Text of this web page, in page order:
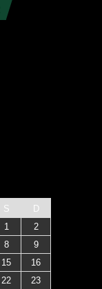
S
D
1
2
8
9
15
16
22 23